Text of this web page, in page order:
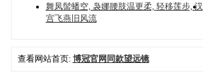
舞凤髻蟠空, 袅娜腰肢温更柔, 轻移莲步, 汉
宫飞燕旧风流
查看网站首页: 博冠官网同款望远镜